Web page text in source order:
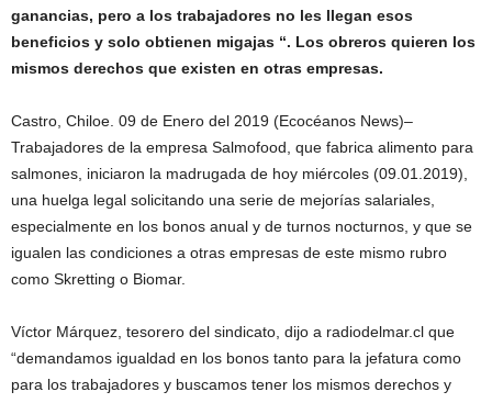
ganancias, pero a los trabajadores no les llegan esos
beneficios y solo obtienen migajas “. Los obreros quieren los
mismos derechos que existen en otras empresas.
Castro, Chiloe. 09 de Enero del 2019 (Ecocéanos News)–
Trabajadores de la empresa Salmofood, que fabrica alimento para
salmones, iniciaron la madrugada de hoy miércoles (09.01.2019),
una huelga legal solicitando una serie de mejorías salariales,
especialmente en los bonos anual y de turnos nocturnos, y que se
igualen las condiciones a otras empresas de este mismo rubro
como Skretting o Biomar.
Víctor Márquez, tesorero del sindicato, dijo a radiodelmar.cl que
“demandamos igualdad en los bonos tanto para la jefatura como
para los trabajadores y buscamos tener los mismos derechos y